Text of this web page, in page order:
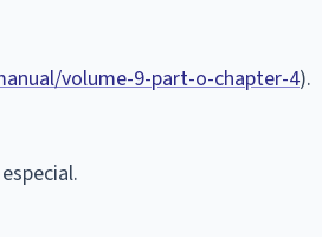
volume-9-part-o-chapter-4).